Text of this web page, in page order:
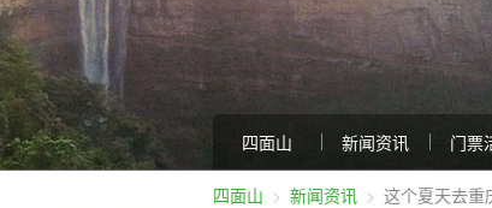
四面山 新闻资讯 门票
四面山 新闻资讯 这个夏天去重